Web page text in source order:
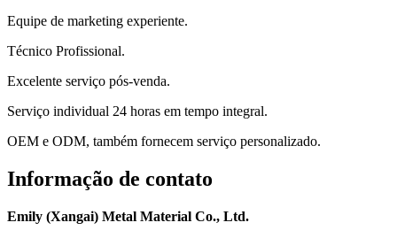
Equipe de marketing experiente.
Técnico Profissional.
Excelente serviço pós-venda.
Serviço individual 24 horas em tempo integral.
OEM e ODM, também fornecem serviço personalizado.
Informação de contato
Emily (Xangai) Metal Material Co., Ltd.